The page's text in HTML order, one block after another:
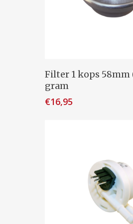
Toevoegen Aan
Filter 1 kops 58mm
gram
€16,95